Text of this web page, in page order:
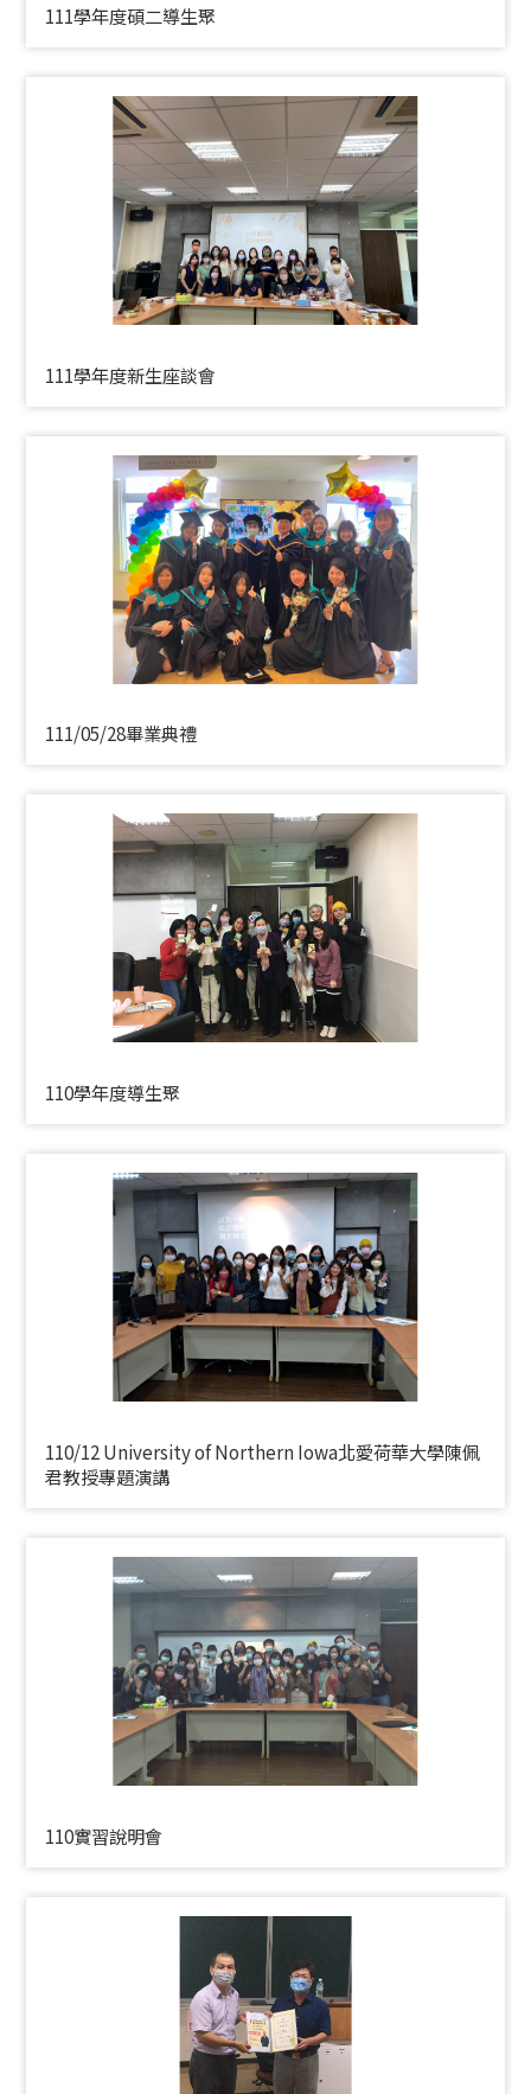
111學年度碩二導生聚
111學年度新生座談會
111/05/28畢業典禮
110學年度導生聚
110/12 University of Northern Iowa北愛荷華大學陳佩
君教授專題演講
110實習說明會